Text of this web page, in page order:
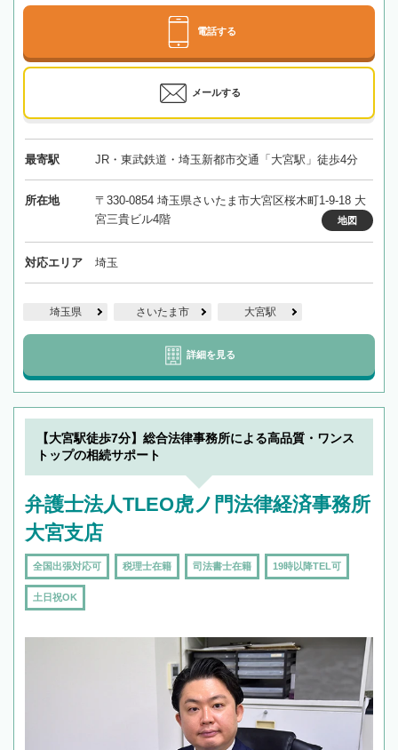
電話する
メールする
最寄駅 JR・東武鉄道・埼玉新都市交通「大宮駅」徒歩4分
所在地
〒330-0854 埼玉県さいたま市大宮区桜木町1-9-18 大
宮三貴ビル4階
地図
対応エリア 埼玉
埼玉県 さいたま市 大宮駅
詳細を見る
【大宮駅徒歩7分】総合法律事務所による高品質・ワンス
トップの相続サポート
弁護士法人TLEO虎ノ門法律経済事務所
大宮支店
全国出張対応可 税理士在籍 司法書士在籍 19時以降TEL可
土日祝OK